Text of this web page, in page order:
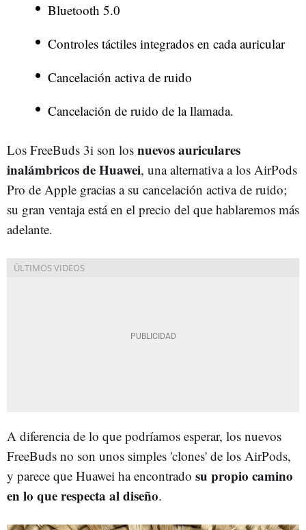
Bluetooth 5.0
Controles táctiles integrados en cada auricular
Cancelación activa de ruido
Cancelación de ruido de la llamada.
Los FreeBuds 3i son los nuevos auriculares
inalámbricos de Huawei, una alternativa a los AirPods
Pro de Apple gracias a su cancelación activa de ruido;
su gran ventaja está en el precio del que hablaremos más
adelante.
A diferencia de lo que podríamos esperar, los nuevos
FreeBuds no son unos simples 'clones' de los AirPods,
y parece que Huawei ha encontrado su propio camino
en lo que respecta al diseño.